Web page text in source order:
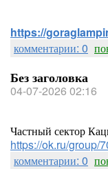
https://
комментарии: 0
Без заголовка
04-07-2026 02:16
Частный сектор
https://ok.ru/group/
комментарии: 0